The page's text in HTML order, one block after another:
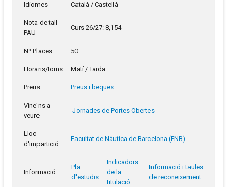
Idiomes Català / Castellà
Nota de tall
PAU
Curs 26/27: 8,154
Nº Places 50
Horaris/torns Matí / Tarda
Preus Preus i beques
Vine'ns a
veure
Jornades de Portes Obertes
Lloc
d'impartició
Facultat de Nàutica de Barcelona (FNB)
Informació
Pla
d'estudis
Indicadors
de la
titulació
Informació i taules
de reconeixement